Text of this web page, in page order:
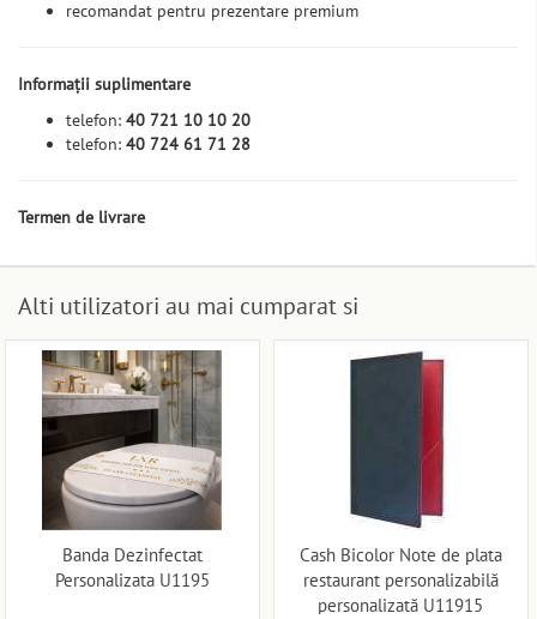
recomandat pentru prezentare premium
Informații suplimentare
telefon: 40 721 10 10 20
telefon: 40 724 61 71 28
Termen de livrare
Alti utilizatori au mai cumparat si
Banda Dezinfectat
Personalizata U1195
Cash Bicolor Note de plata
restaurant personalizabilă
personalizată U11915